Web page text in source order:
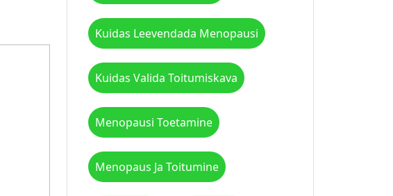
Kuidas Leevendada Menopausi
Kuidas Valida Toitumiskava
Menopausi Toetamine
Menopaus Ja Toitumine